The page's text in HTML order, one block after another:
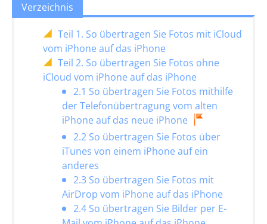
Verzeichnis
Teil 1. So übertragen Sie Fotos mit iCloud
vom iPhone auf das iPhone
Teil 2. So übertragen Sie Fotos ohne
iCloud vom iPhone auf das iPhone
2.1 So übertragen Sie Fotos mithilfe
der Telefonübertragung vom alten
iPhone auf das neue iPhone
2.2 So übertragen Sie Fotos über
iTunes von einem iPhone auf ein
anderes
2.3 So übertragen Sie Fotos mit
AirDrop vom iPhone auf das iPhone
2.4 So übertragen Sie Bilder per E-